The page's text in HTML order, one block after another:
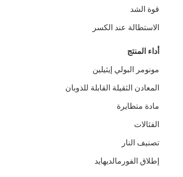
قوة الشد
الاستطالة عند الكسر
أداء المنتج
مونومر البولي إيثيلين
المعادن الثقيلة القابلة للذوبان
مادة متطايرة
الفثالات
تصنيف النار
إطلاق الفورمالديهايد